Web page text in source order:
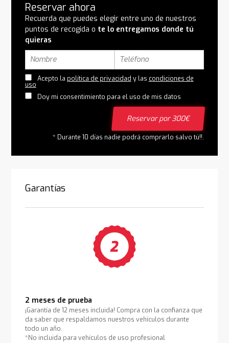
Reservar ahora
Recuerda que puedes elegir entre uno de nuestros
puntos de recogida o te lo entregamos donde tú
quieras
Acepto la política de privacidad y las condiciones de
uso
Doy mi consentimiento para el uso de mis datos
Reservar por 300€
* Durante 10 días nadie podrá comprarlo salvo tú!!.
Garantías
2 meses de prueba
¡Garantía de 12 meses incluida! Compra con la confianza que
da saber que respaldamos nuestros vehículos durante
todo un año.
*No incluida para vehículos de uso profesional